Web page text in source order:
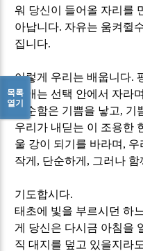
워 당신이 들어올 자리를
아납니다. 자유는 움켜쥘
집니다.
이렇게 우리는 배웁니다.
제애는 선택 안에서 자라며
단순함은 기쁨을 낳고, 기
우리가 내딛는 이 조용한
울 강이 되기를 바라며 , 우
작게 , 단순하게 , 그러나 함
기도합시다.
태초에 빛을 부르시던 하
게 당신은 다시금 아침을
직 대지를 덮고 있을지라
목록
열기